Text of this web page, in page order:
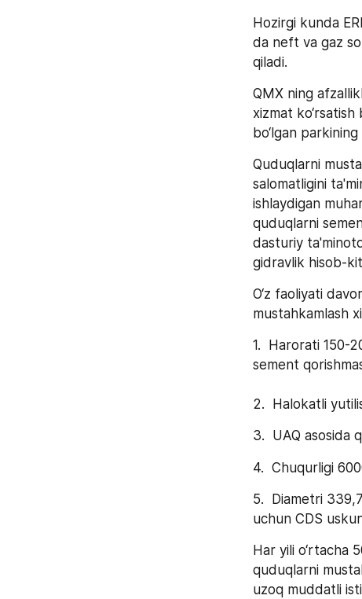
Hozirgi kunda
da neft va gaz
qiladi.
QMX ning
xizmat
bo‘lgan
Quduqlarni
salomatligini
ishlaydigan
quduqlarni
dasturiy
gidravlik hisob-
O‘z faoliyati
mustahkamlash
1.  Harorati 150-
sement
2.  Halokatli
3.  UAQ asosida
4.  Chuqurligi
5.  Diametri
uchun CDS
Har yili o‘rtacha
quduqlarni
uzoq muddatli